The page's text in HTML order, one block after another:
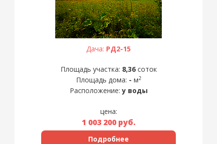
Дача: РД2-15
Площадь участка: 8,36соток
Площадь дома: - м2
Расположение:у воды
цена:
1 003 200руб.
Подробнее